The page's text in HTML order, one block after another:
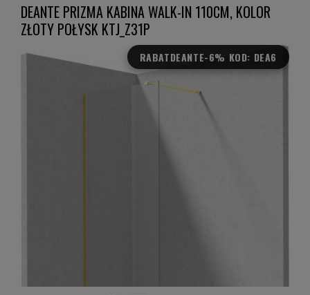
DEANTE PRIZMA KABINA WALK-IN 110CM, KOLOR
ZŁOTY POŁYSK KTJ_Z31P
RABATDEANTE-6% KOD: DEA6